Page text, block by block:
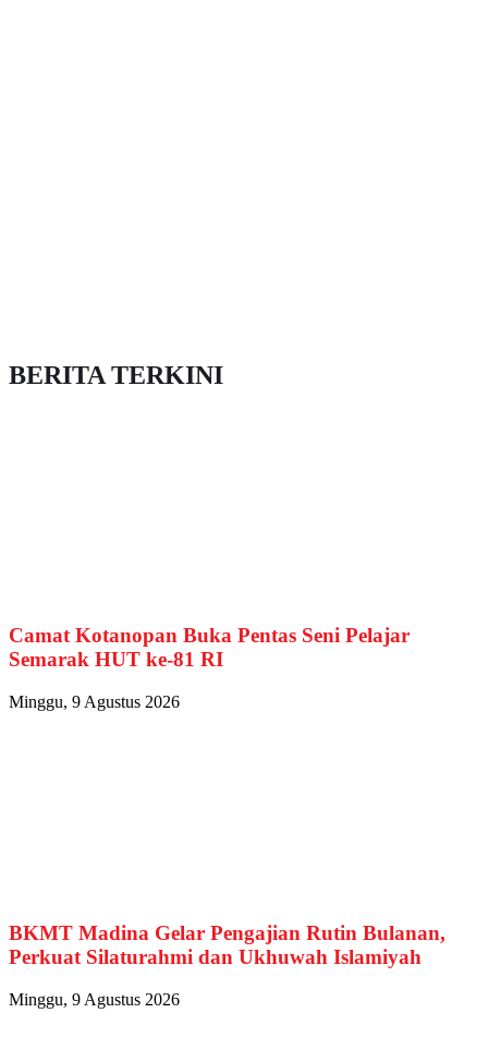
BERITA TERKINI
Camat Kotanopan Buka Pentas Seni Pelajar
Semarak HUT ke-81 RI
Minggu, 9 Agustus 2026
BKMT Madina Gelar Pengajian Rutin Bulanan,
Perkuat Silaturahmi dan Ukhuwah Islamiyah
Minggu, 9 Agustus 2026